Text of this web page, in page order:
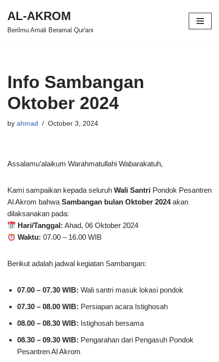
Skip
AL-AKROM
Berilmu Amali Beramal Qur'ani
Info Sambangan
Oktober 2024
by ahmad October 3, 2024
Assalamu’alaikum Warahmatullahi Wabarakatuh,
Kami sampaikan kepada seluruh Wali Santri Pondok Pesantren
Al Akrom bahwa Sambangan bulan Oktober 2024akan
dilaksanakan pada:
Hari/Tanggal: Ahad, 06 Oktober 2024
Waktu: 07.00 – 16.00 WIB
Berikut adalah jadwal kegiatan Sambangan:
07.00 – 07.30 WIB: Wali santri masuk lokasi pondok
07.30 – 08.00 WIB: Persiapan acara Istighosah
08.00 – 08.30 WIB: Istighosah bersama
08.30 – 09.30 WIB: Pengarahan dari Pengasuh Pondok
Pesantren Al Akrom